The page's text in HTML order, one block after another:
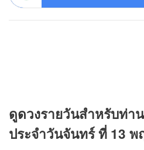
ดูดวงรายวันสำหรับท่า
ประจำวันจันทร์ ที่ 13